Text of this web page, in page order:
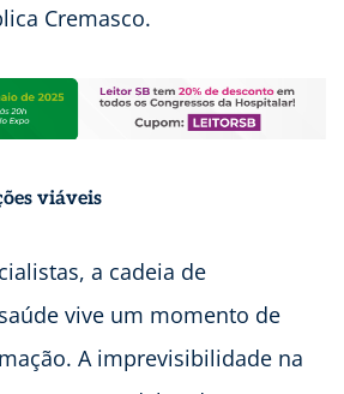
Cremasco.
viáveis
a cadeia de
vive um momento de
A imprevisibilidade na